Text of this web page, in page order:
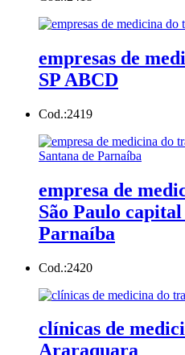
empresas de
SP ABCD
Cod.:2419
empresa de
São Paulo
Parnaíba
Cod.:2420
clínicas de
Araraquara